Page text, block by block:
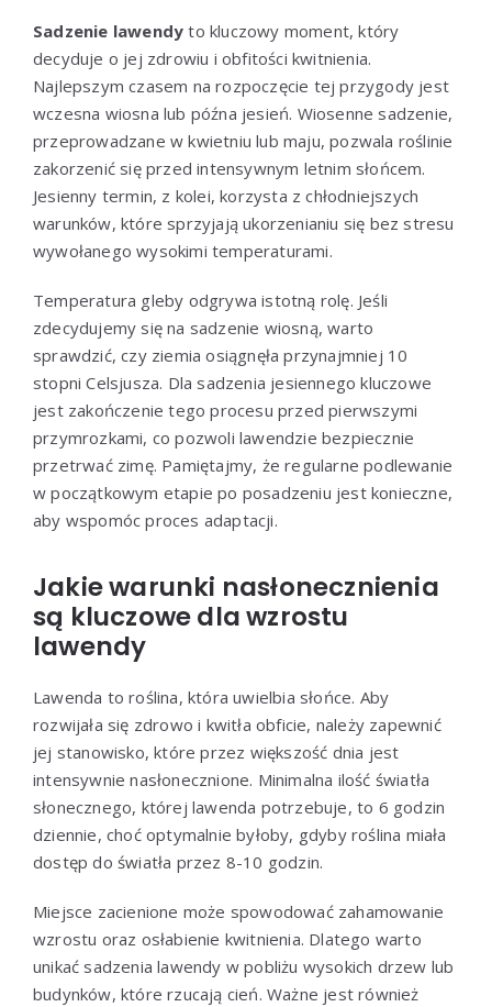
Sadzenie lawendy to kluczowy moment, który
decyduje o jej zdrowiu i obfitości kwitnienia.
Najlepszym czasem na rozpoczęcie tej przygody jest
wczesna wiosna lub późna jesień. Wiosenne sadzenie,
przeprowadzane w kwietniu lub maju, pozwala roślinie
zakorzenić się przed intensywnym letnim słońcem.
Jesienny termin, z kolei, korzysta z chłodniejszych
warunków, które sprzyjają ukorzenianiu się bez stresu
wywołanego wysokimi temperaturami.
Temperatura gleby odgrywa istotną rolę. Jeśli
zdecydujemy się na sadzenie wiosną, warto
sprawdzić, czy ziemia osiągnęła przynajmniej 10
stopni Celsjusza. Dla sadzenia jesiennego kluczowe
jest zakończenie tego procesu przed pierwszymi
przymrozkami, co pozwoli lawendzie bezpiecznie
przetrwać zimę. Pamiętajmy, że regularne podlewanie
w początkowym etapie po posadzeniu jest konieczne,
aby wspomóc proces adaptacji.
Jakie warunki nasłonecznienia
są kluczowe dla wzrostu
lawendy
Lawenda to roślina, która uwielbia słońce. Aby
rozwijała się zdrowo i kwitła obficie, należy zapewnić
jej stanowisko, które przez większość dnia jest
intensywnie nasłonecznione. Minimalna ilość światła
słonecznego, której lawenda potrzebuje, to 6 godzin
dziennie, choć optymalnie byłoby, gdyby roślina miała
dostęp do światła przez 8-10 godzin.
Miejsce zacienione może spowodować zahamowanie
wzrostu oraz osłabienie kwitnienia. Dlatego warto
unikać sadzenia lawendy w pobliżu wysokich drzew lub
budynków, które rzucają cień. Ważne jest również